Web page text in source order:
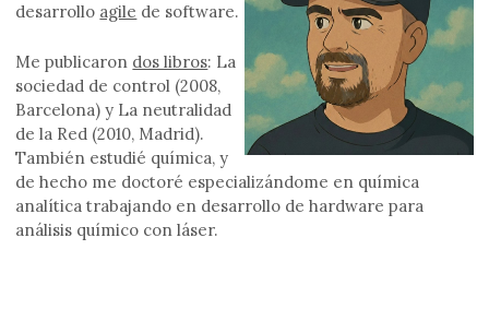
desarrollo agile de software.
Me publicaron dos libros: La
sociedad de control (2008,
Barcelona) y La neutralidad
de la Red (2010, Madrid).
También estudié química, y
de hecho me doctoré especializándome en química
analítica trabajando en desarrollo de hardware para
análisis químico con láser.